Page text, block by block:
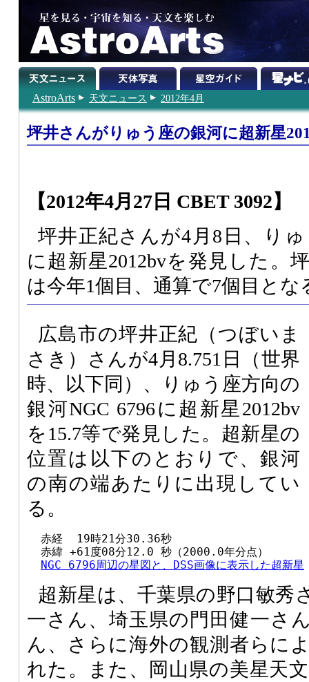
AstroArts 天文ニュース 2012年4月
坪井さんがりゅう座の銀河に超新星
【2012年4月27日 CBET 3092】
坪井正紀さんが4月8日、りゅ
に超新星2012bvを発見した。
は今年1個目、通算で7個目とな
広島市の坪井正紀（つぼいま
さき）さんが4月8.751日（世界
時、以下同）、りゅう座方向の
銀河NGC 6796に超新星2012bv
を15.7等で発見した。超新星の
位置は以下のとおりで、銀河
の南の端あたりに出現してい
る。
  赤経  19時21分30.36秒
  赤緯 +61度08分12.0 秒（2000.0年分点）
NGC 6796周辺の星図と、DSS画像に表示した超新星
超新星は、千葉県の野口敏秀
一さん、埼玉県の門田健一さ
ん、さらに海外の観測者らに
れた。また、岡山県の美星天